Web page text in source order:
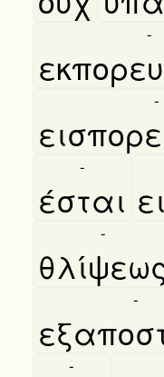
-
-
έσται
-
θλίψεως
-
-
-